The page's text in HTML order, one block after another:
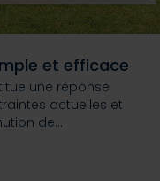
et efficace
une réponse
actuelles et
de…